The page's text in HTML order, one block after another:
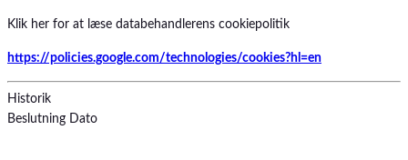
Klik her for at læse databehandlerens cookiepolitik
https://policies.google.com/technologies/cookies?hl=en
Historik
Beslutning Dato